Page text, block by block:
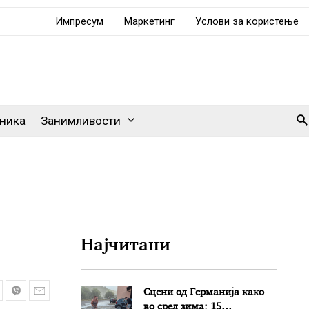
Импресум Маркетинг Услови за користење
Занимливости
Најчитани
Сцени од Германија како
во сред зима: 15